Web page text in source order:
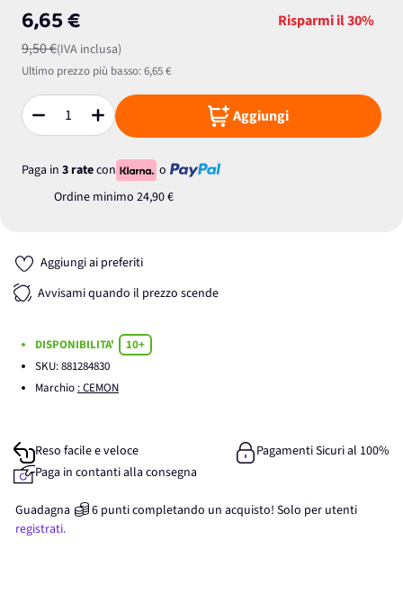
6,65 €
9,50 €(IVA inclusa)
Risparmi il30%
Ultimo prezzo più basso:6,65 €
Quantità Aggiungi
Paga in 3 ratecon
o
Ordine minimo 24,90 €
Aggiungi ai preferiti
Avvisami quando il prezzo scende
DISPONIBILITA'
10+
SKU:881284830
Marchio : CEMON
Reso facile e veloce
Pagamenti Sicuri al 100%
Paga in contanti alla consegna
Guadagna 6 punticompletando un acquisto! Solo per utenti
registrati.